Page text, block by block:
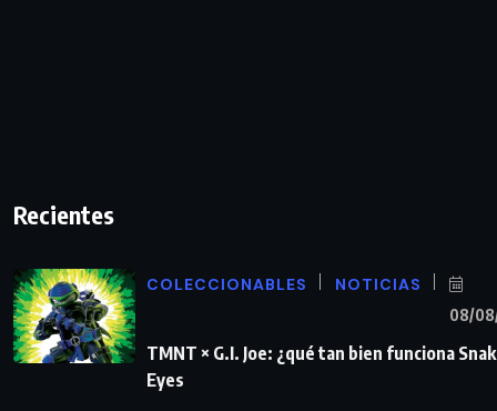
Recientes
COLECCIONABLES NOTICIAS
08/
TMNT × G.I. Joe: ¿qué tan bien funciona
Eyes